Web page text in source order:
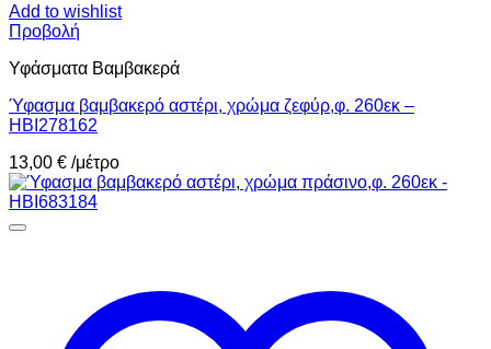
Add to wishlist
Προβολή
Υφάσματα Βαμβακερά
Ύφασμα βαμβακερό αστέρι, χρώμα ζεφύρ,φ. 260εκ –
HBI278162
13,00 € /μέτρο